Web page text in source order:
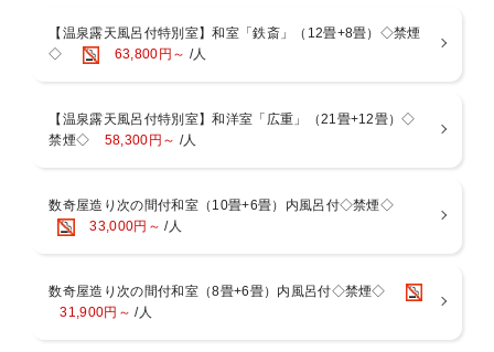
して掲載された【割烹旅館わか松】その姉妹館【若松 箱根湯河原】。
2012年ミシュラン一つ星掲載の【割烹旅館わか松】成田料理長監修の
心温まる「おもてなし」と「御料理」を画人・文人が愛した湯河原に
てご堪能ください。
相模湾で捕れた「海の幸」や旬の食材から器に至るまで、細部にまで
工夫を凝らした料理長こだわりの懐石をご用意いたします。
※当館は基本お部屋食になりますが、４名様以上の場合は夕朝食共に
別部屋での個室食となる場合がございます。ご了承くださいませ。
【温泉露天風呂付特別室】和室「鉄斎」（12畳+8畳）◇禁煙
◇
63,800円～ /人
【温泉露天風呂付特別室】和洋室「広重」（21畳+12畳）◇
禁煙◇ 58,300円～ /人
数奇屋造り次の間付和室（10畳+6畳）内風呂付◇禁煙◇
33,000円～ /人
数奇屋造り次の間付和室（8畳+6畳）内風呂付◇禁煙◇
31,900円～ /人